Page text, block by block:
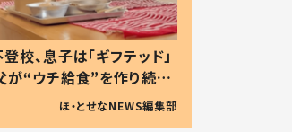
校、息子は「ギフテッド」
“ウチ給食”を作り続け
#令和の親 #令和の子
ほ・とせなNEWS編集部